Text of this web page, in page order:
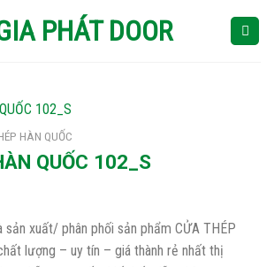
HÀN QUỐC
QUỐC 102_S
sản xuất/ phân phối sản phẩm CỬA THÉP
lượng – uy tín – giá thành rẻ nhất thị